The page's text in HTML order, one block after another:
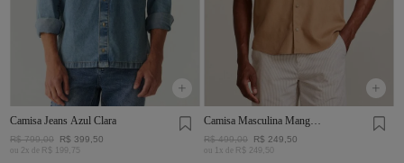
Camisa Jeans Azul Clara
R$ 799,00 R$ 399 50
ou 2 x de R$ 75
Camisa Masculina Manga
Curta Visco Linho
R$ 499,00 R$ 249 50
ou x de R$ 249 50